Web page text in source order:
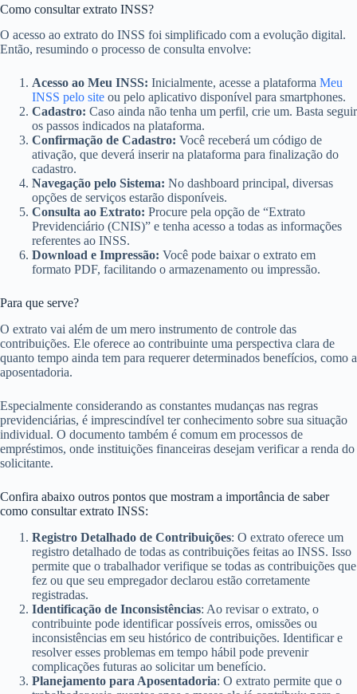
Como consultar extrato INSS?
O acesso ao extrato do INSS foi simplificado com a evolução digital.
Então, resumindo o processo de consulta envolve:
Acesso ao Meu INSS: Inicialmente, acesse a plataforma Meu
INSS pelo site ou pelo aplicativo disponível para smartphones.
Cadastro: Caso ainda não tenha um perfil, crie um. Basta seguir
os passos indicados na plataforma.
Confirmação de Cadastro: Você receberá um código de
ativação, que deverá inserir na plataforma para finalização do
cadastro.
Navegação pelo Sistema: No dashboard principal, diversas
opções de serviços estarão disponíveis.
Consulta ao Extrato: Procure pela opção de “Extrato
Previdenciário (CNIS)” e tenha acesso a todas as informações
referentes ao INSS.
Download e Impressão: Você pode baixar o extrato em
formato PDF, facilitando o armazenamento ou impressão.
Para que serve?
O extrato vai além de um mero instrumento de controle das
contribuições. Ele oferece ao contribuinte uma perspectiva clara de
quanto tempo ainda tem para requerer determinados benefícios, como a
aposentadoria.
Especialmente considerando as constantes mudanças nas regras
previdenciárias, é imprescindível ter conhecimento sobre sua situação
individual. O documento também é comum em processos de
empréstimos, onde instituições financeiras desejam verificar a renda do
solicitante.
Confira abaixo outros pontos que mostram a importância de saber
como consultar extrato INSS:
Registro Detalhado de Contribuições: O extrato oferece um
registro detalhado de todas as contribuições feitas ao INSS. Isso
permite que o trabalhador verifique se todas as contribuições que
fez ou que seu empregador declarou estão corretamente
registradas.
Identificação de Inconsistências: Ao revisar o extrato, o
contribuinte pode identificar possíveis erros, omissões ou
inconsistências em seu histórico de contribuições. Identificar e
resolver esses problemas em tempo hábil pode prevenir
complicações futuras ao solicitar um benefício.
Planejamento para Aposentadoria: O extrato permite que o